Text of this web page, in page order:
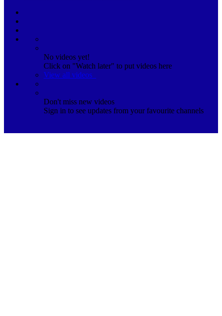
No videos yet!
Click on "Watch later" to put videos here
View all videos
Don't miss new videos
Sign in to see updates from your favourite channels